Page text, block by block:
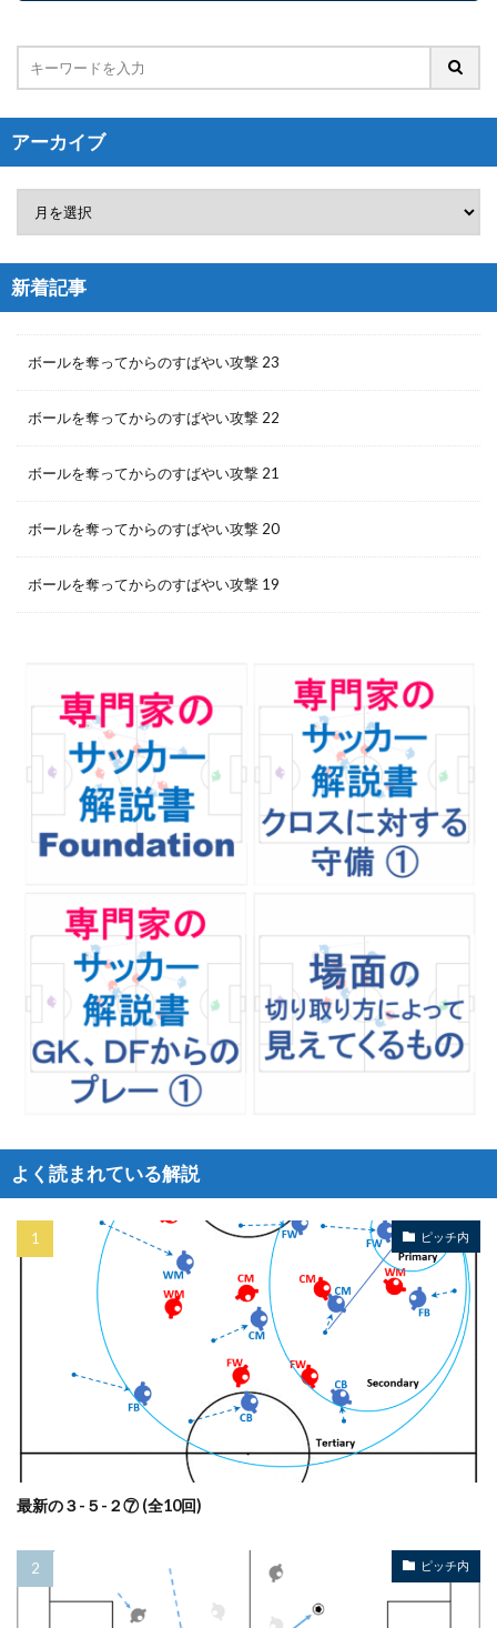
アーカイブ
新着記事
ボールを奪ってからのすばやい攻撃 23
ボールを奪ってからのすばやい攻撃 22
ボールを奪ってからのすばやい攻撃 21
ボールを奪ってからのすばやい攻撃 20
ボールを奪ってからのすばやい攻撃 19
よく読まれている解説
ピッチ内
最新の３-５-２⑦ (全10回)
ピッチ内